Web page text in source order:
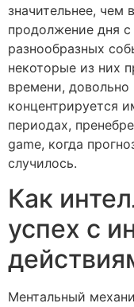
значительнее, чем
продолжение дня
разнообразных
некоторые из них
времени,
концентрируется
периодах,
game, когда
случилось.
Как
успех с
Ментальный